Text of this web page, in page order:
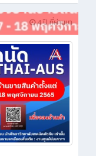
4 ปี ที่ผ่านมา